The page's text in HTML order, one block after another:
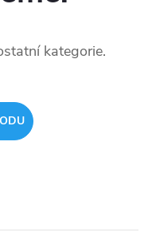
kategorie.